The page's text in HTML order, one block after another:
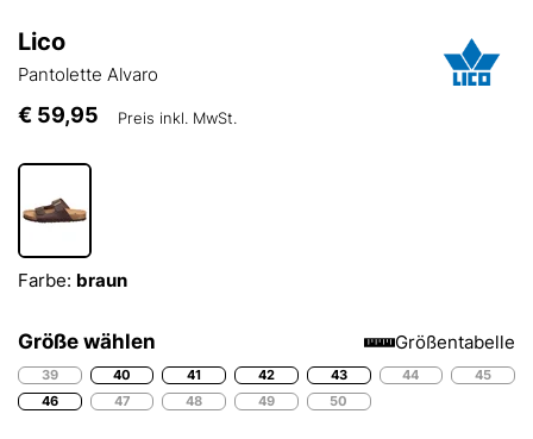
Lico
Pantolette Alvaro
€ 59,95 Preis inkl. MwSt.
Farbe: braun
Größe wählen Größentabelle
39 40 41 42 43 44
45
46
47 48 49 50